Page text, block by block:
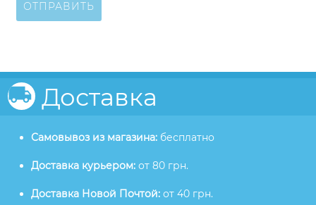
ОТПРАВИТЬ
Доставка
Самовывоз из магазина: бесплатно
Доставка курьером: от 80 грн.
Доставка Новой Почтой: от 40 грн.